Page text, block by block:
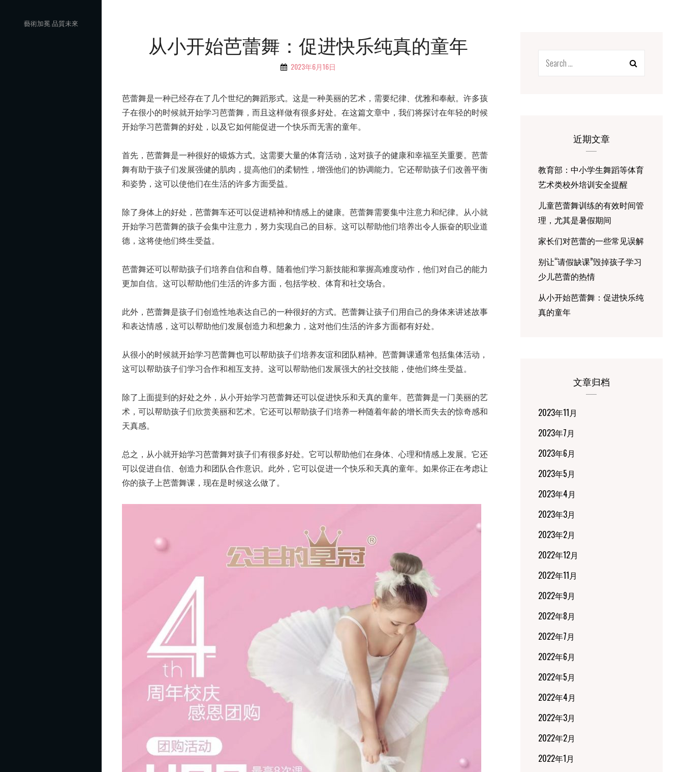
藝術加冕 品質未來
从小开始芭蕾舞：促进快乐纯真的童年
By
主
的
皇
冠
2023年6月16日
芭蕾舞是一种已经存在了几个世纪的舞蹈形式。这是一种美丽的艺术，需要纪律、优雅和奉献。许多孩
子在很小的时候就开始学习芭蕾舞，而且这样做有很多好处。在这篇文章中，我们将探讨在年轻的时候
开始学习芭蕾舞的好处，以及它如何能促进一个快乐而无害的童年。
首先，芭蕾舞是一种很好的锻炼方式。这需要大量的体育活动，这对孩子的健康和幸福至关重要。芭蕾
舞有助于孩子们发展强健的肌肉，提高他们的柔韧性，增强他们的协调能力。它还帮助孩子们改善平衡
和姿势，这可以使他们在生活的许多方面受益。
除了身体上的好处，芭蕾舞车还可以促进精神和情感上的健康。芭蕾舞需要集中注意力和纪律。从小就
开始学习芭蕾舞的孩子会集中注意力，努力实现自己的目标。这可以帮助他们培养出令人振奋的职业道
德，这将使他们终生受益。
芭蕾舞还可以帮助孩子们培养自信和自尊。随着他们学习新技能和掌握高难度动作，他们对自己的能力
更加自信。这可以帮助他们生活的许多方面，包括学校、体育和社交场合。
此外，芭蕾舞是孩子们创造性地表达自己的一种很好的方式。芭蕾舞让孩子们用自己的身体来讲述故事
和表达情感，这可以帮助他们发展创造力和想象力，这对他们生活的许多方面都有好处。
从很小的时候就开始学习芭蕾舞也可以帮助孩子们培养友谊和团队精神。芭蕾舞课通常包括集体活动，
这可以帮助孩子们学习合作和相互支持。这可以帮助他们发展强大的社交技能，使他们终生受益。
除了上面提到的好处之外，从小开始学习芭蕾舞还可以促进快乐和天真的童年。芭蕾舞是一门美丽的艺
术，可以帮助孩子们欣赏美丽和艺术。它还可以帮助孩子们培养一种随着年龄的增长而失去的惊奇感和
天真感。
总之，从小就开始学习芭蕾舞对孩子们有很多好处。它可以帮助他们在身体、心理和情感上发展。它还
可以促进自信、创造力和团队合作意识。此外，它可以促进一个快乐和天真的童年。如果你正在考虑让
你的孩子上芭蕾舞课，现在是时候这么做了。
航
Search
近期文章
教育部：中小学生舞蹈等体育
艺术类校外培训安全提醒
儿童芭蕾舞训练的有效时间管
理，尤其是暑假期间
家长们对芭蕾的一些常见误解
别让“请假缺课”毁掉孩子学习
少儿芭蕾的热情
从小开始芭蕾舞：促进快乐纯
真的童年
文章归档
2023年11月
2023年7月
2023年6月
2023年5月
2023年4月
2023年3月
2023年2月
2022年12月
2022年11月
2022年9月
2022年8月
2022年7月
2022年6月
2022年5月
2022年4月
2022年3月
2022年2月
2022年1月